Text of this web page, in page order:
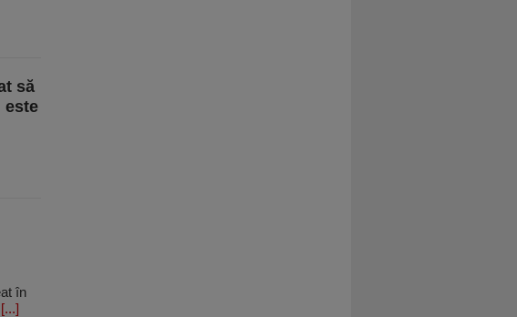
să
este
în
[...]